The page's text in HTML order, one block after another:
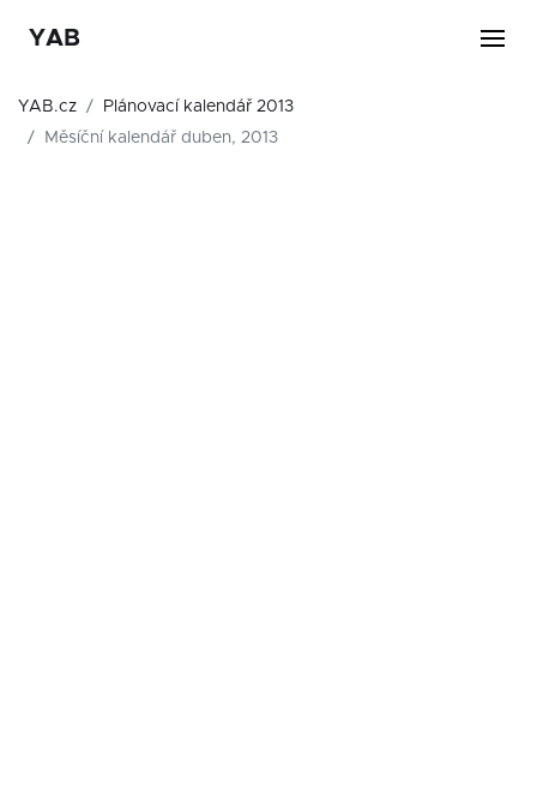
YAB
YAB.cz
Plánovací kalendář 2013
Měsíční kalendář duben, 2013